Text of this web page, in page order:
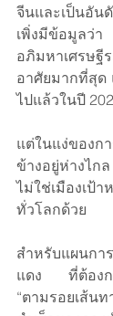
จีนและเป็นอัน
เพิ่งมีข้อมูลว่า
อภิมหาเศรษ
อาศัยมากที่สุด
ไปแล้วในปี
แต่ในแง่ของก
ข้างอยู่ห่างไก
ไม่ใช่เมืองเป้
ทั่วโลกด้วย
สำหรับแผนก
แดง ที่ต้องกา
“ตามรอยเส้น